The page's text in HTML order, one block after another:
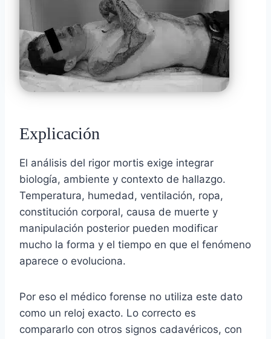
Explicación
El análisis del rigor mortis exige integrar
biología, ambiente y contexto de hallazgo.
Temperatura, humedad, ventilación, ropa,
constitución corporal, causa de muerte y
manipulación posterior pueden modificar
mucho la forma y el tiempo en que el fenómeno
aparece o evoluciona.
Por eso el médico forense no utiliza este dato
como un reloj exacto. Lo correcto es
compararlo con otros signos cadavéricos, con